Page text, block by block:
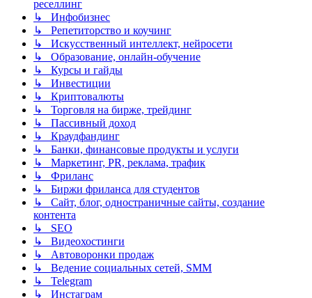
реселлинг
↳ Инфобизнес
↳ Репетиторство и коучинг
↳ Искусственный интеллект, нейросети
↳ Образование, онлайн-обучение
↳ Курсы и гайды
↳ Инвестиции
↳ Криптовалюты
↳ Торговля на бирже, трейдинг
↳ Пассивный доход
↳ Краудфандинг
↳ Банки, финансовые продукты и услуги
↳ Маркетинг, PR, реклама, трафик
↳ Фриланс
↳ Биржи фриланса для студентов
↳ Сайт, блог, одностраничные сайты, создание
контента
↳ SEO
↳ Видеохостинги
↳ Автоворонки продаж
↳ Ведение социальных сетей, SMM
↳ Telegram
↳ Инстаграм